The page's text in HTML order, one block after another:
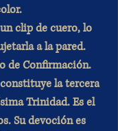
clip de cuero, lo
a la pared.
de Confirmación.
la tercera
Trinidad. Es el
Su devoción es